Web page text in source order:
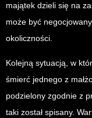
majątek dzieli się na
może być
okoliczności.
Kolejną sytuacją, w
śmierć jednego z
podzielony zgodnie z
taki został spisany.